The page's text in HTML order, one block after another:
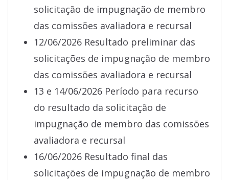
solicitação de impugnação de membro
das comissões avaliadora e recursal
12/06/2026 Resultado preliminar das
solicitações de impugnação de membro
das comissões avaliadora e recursal
13 e 14/06/2026 Período para recurso
do resultado da solicitação de
impugnação de membro das comissões
avaliadora e recursal
16/06/2026 Resultado final das
solicitações de impugnação de membro